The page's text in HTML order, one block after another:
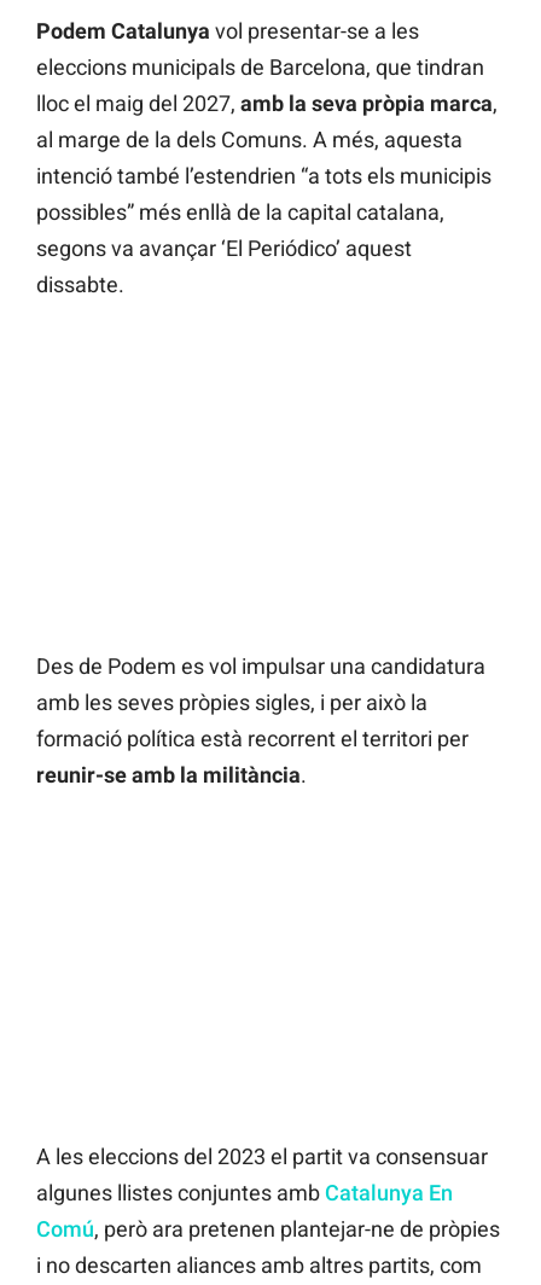
Podem Catalunya vol presentar-se a les
eleccions municipals de Barcelona, que tindran
lloc el maig del 2027, amb la seva pròpia marca,
al marge de la dels Comuns. A més, aquesta
intenció també l’estendrien “a tots els municipis
possibles” més enllà de la capital catalana,
segons va avançar ‘El Periódico’ aquest
dissabte.
Des de Podem es vol impulsar una candidatura
amb les seves pròpies sigles, i per això la
formació política està recorrent el territori per
reunir-se amb la militància.
A les eleccions del 2023 el partit va consensuar
algunes llistes conjuntes ambCatalunya En
Comú, però ara pretenen plantejar-ne de pròpies
i no descarten aliances amb altres partits, com